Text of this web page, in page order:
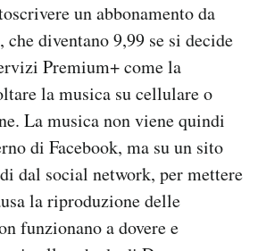
un abbonamento da
che diventano 9,99 se si decide
Premium+ come la
la musica su cellulare o
La musica non viene quindi
di Facebook, ma su un sito
dal social network, per mettere
la riproduzione delle
funzionano a dovere e